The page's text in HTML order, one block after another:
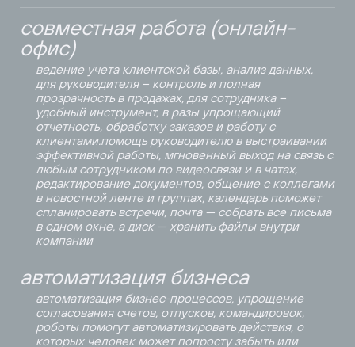
совместная работа (онлайн-
офис)
ведение учета клиентской базы, анализ данных,
для руководителя – контроль и полная
прозрачность в продажах, для сотрудника –
удобный инструмент, в разы упрощающий
отчетность, обработку заказов и работу с
клиентами.помощь руководителю в выстраивании
эффективной работы, мгновенный выход на связь с
любым сотрудником по видеосвязи и в чатах,
редактирование документов, общение с коллегами
в новостной ленте и группах, календарь поможет
спланировать встречи, почта — собрать все письма
в одном окне, а диск — хранить файлы внутри
компании
автоматизация бизнеса
автоматизация бизнес-процессов, упрощение
согласования счетов, отпусков, командировок,
роботы помогут автоматизировать действия, о
которых человек может попросту забыть или